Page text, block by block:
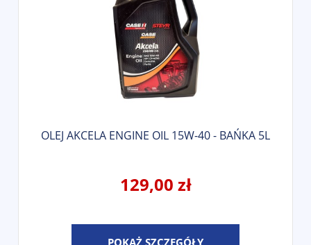
OLEJ AKCELA ENGINE OIL 15W-40 - BAŃKA 5L
129,00 zł
POKAŻ SZCZEGÓŁY